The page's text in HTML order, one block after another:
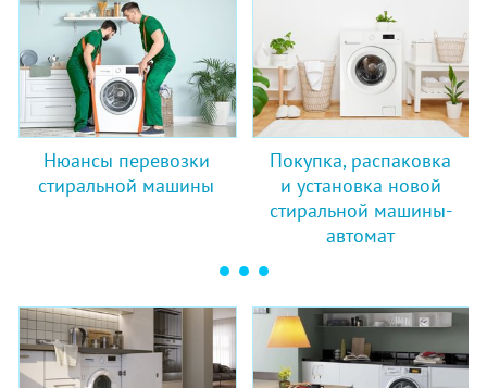
Нюансы перевозки
стиральной машины
Покупка, распаковка
и установка новой
стиральной машины-
автомат